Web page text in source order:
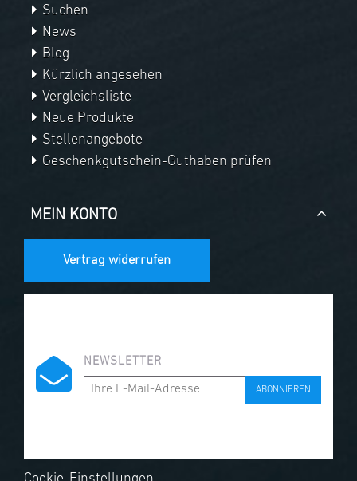
Suchen
News
Blog
Kürzlich angesehen
Vergleichsliste
Neue Produkte
Stellenangebote
Geschenkgutschein-Guthaben prüfen
MEIN KONTO
Vertrag widerrufen
NEWSLETTER
ABONNIEREN